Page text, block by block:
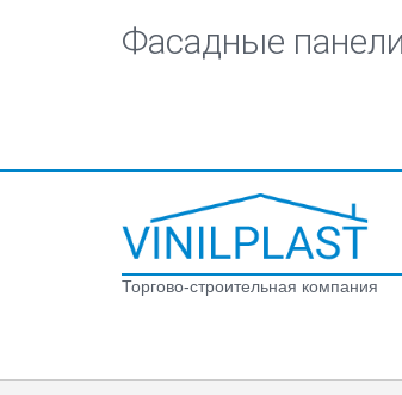
Фасадные панели
Торгово-строительная компания